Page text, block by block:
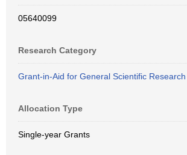
05640099
Research Category
Grant-in-Aid for General Scientific
Allocation Type
Single-year Grants